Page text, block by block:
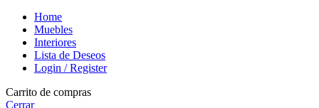
Home
Muebles
Interiores
Lista de Deseos
Login / Register
Carrito de compras
Cerrar